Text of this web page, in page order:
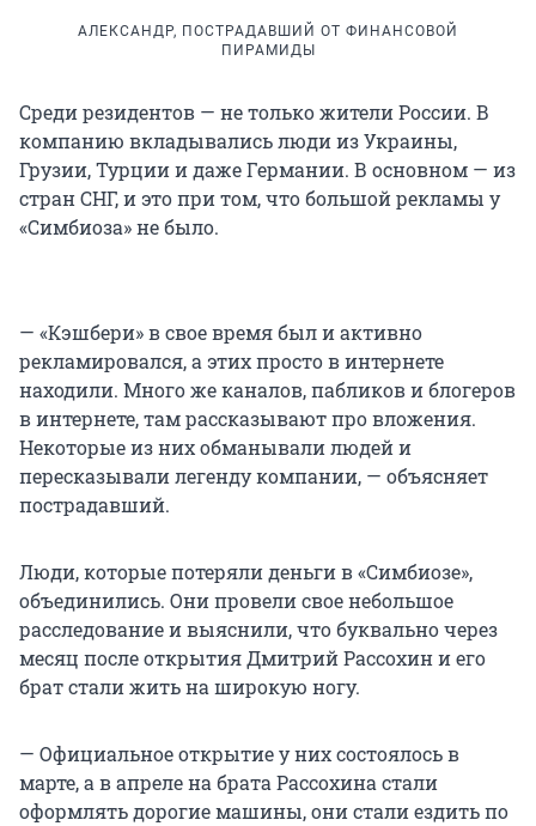
АЛЕКСАНДР, ПОСТРАДАВШИЙ ОТ ФИНАНСОВОЙ
ПИРАМИДЫ
Среди резидентов — не только жители России. В
компанию вкладывались люди из Украины,
Грузии, Турции и даже Германии. В основном — из
стран СНГ, и это при том, что большой рекламы у
«Симбиоза» не было.
— «Кэшбери» в свое время был и активно
рекламировался, а этих просто в интернете
находили. Много же каналов, пабликов и блогеров
в интернете, там рассказывают про вложения.
Некоторые из них обманывали людей и
пересказывали легенду компании, — объясняет
пострадавший.
Люди, которые потеряли деньги в «Симбиозе»,
объединились. Они провели свое небольшое
расследование и выяснили, что буквально через
месяц после открытия Дмитрий Рассохин и его
брат стали жить на широкую ногу.
— Официальное открытие у них состоялось в
марте, а в апреле на брата Рассохина стали
оформлять дорогие машины, они стали ездить по